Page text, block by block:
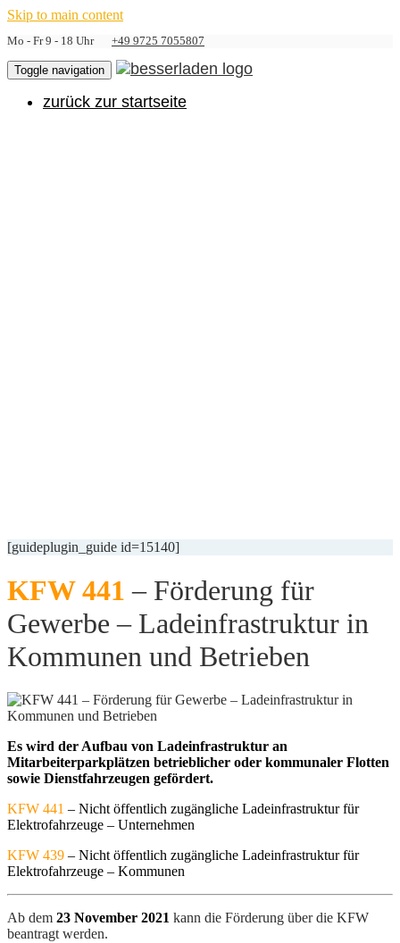
Skip to main content
Mo - Fr 9 - 18 Uhr +49 9725 7055807
Toggle navigation
zurück zur startseite
[guideplugin_guide id=15140]
KFW 441 – Förderung für
Gewerbe – Ladeinfrastruktur in
Kommunen und Betrieben
Es wird der Aufbau von Ladeinfrastruktur an
Mitarbeiterparkplätzen betrieblicher oder kommunaler Flotten
sowie Dienstfahrzeugen gefördert.
KFW 441 – Nicht öffentlich zugängliche Ladeinfrastruktur für
Elektrofahrzeuge – Unternehmen
KFW 439 – Nicht öffentlich zugängliche Ladeinfrastruktur für
Elektrofahrzeuge – Kommunen
Ab dem 23 November 2021 kann die Förderung über die KFW
beantragt werden.